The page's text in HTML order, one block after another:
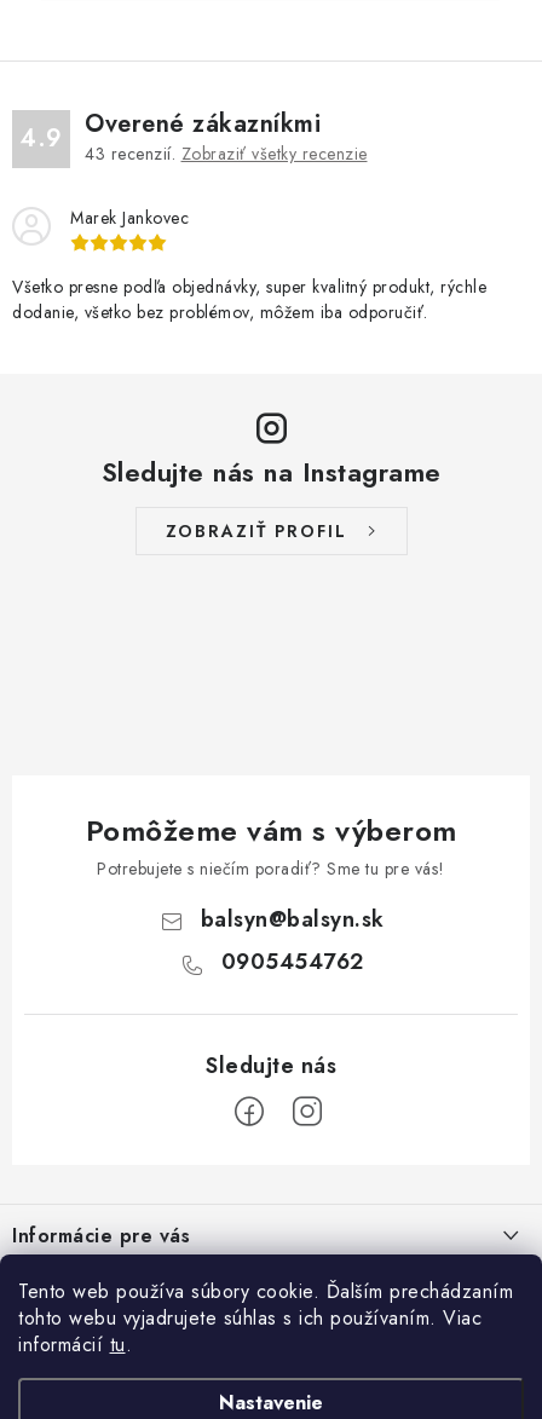
Tento web používa súbory cookie. Ďalším prechádzaním
tohto webu vyjadrujete súhlas s ich používaním. Viac
informácií tu.
Nastavenie
4.9 Overené zákazníkmi
43 recenzií. Zobraziť všetky recenzie
Marek Jankovec
Všetko presne podľa objednávky, super kvalitný produkt, rýchle
dodanie, všetko bez problémov, môžem iba odporučiť.
Sledujte nás na Instagrame
ZOBRAZIŤ PROFIL
Pomôžeme vám s výberom
Potrebujete s niečím poradiť? Sme tu pre vás!
balsyn@balsyn.sk
0905454762
pInformácie pre vás
Kontakty
Napíšte nám
Obchodné podmienky
Blog
Nápady na úpravu steny: Dekoratívne obklady, lamely a akustické
panely.
Prijímame online platby